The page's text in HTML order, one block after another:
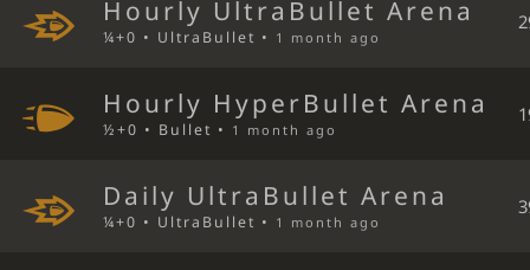
Hourly UltraBullet Arena
¼+0 • UltraBullet • 1 month ago
Hourly HyperBullet Arena
½+0 • Bullet • 1 month ago
Daily UltraBullet Arena
¼+0 • UltraBullet • 1 month ago